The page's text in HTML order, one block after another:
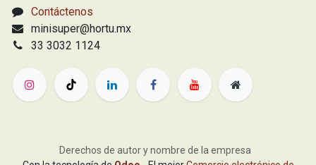
Contáctenos
minisuper@hortu.mx
33 3032 1124
Derechos de autor y nombre de la empresa